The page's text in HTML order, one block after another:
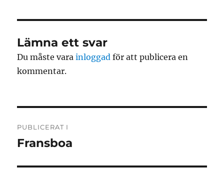
Lämna ett svar
Du måste varainloggad för att publicera en
kommentar.
PUBLICERAT I
Fransboa